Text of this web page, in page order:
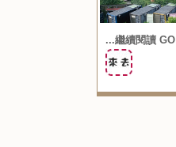
...繼續閱讀 GO